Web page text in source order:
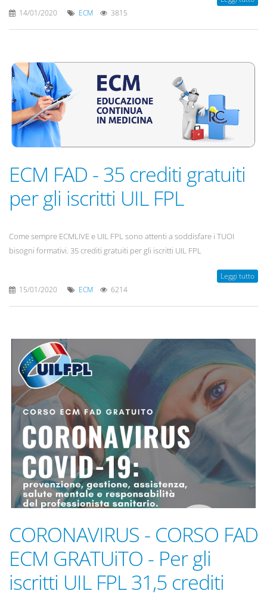
14/01/2020 ECM 3815
ECM FAD - 35 crediti gratuiti
per gli iscritti UIL FPL
Come sempre ECMLIVE e UIL FPL sono attenti a soddisfare i TUOI
bisogni formativi. 35 crediti gratuiti per gli iscritti UIL FPL
Leggi tutto
15/01/2020 ECM 6214
CORONAVIRUS - CORSO FAD
ECM GRATUiTO - Per gli
iscritti UIL FPL 31,5 crediti